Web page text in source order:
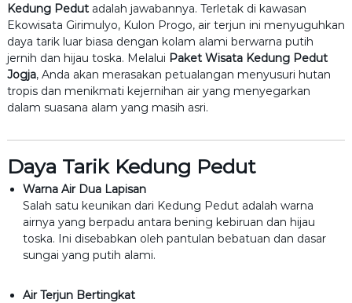
Kedung Pedutadalah jawabannya. Terletak di kawasan
Ekowisata Girimulyo, Kulon Progo, air terjun ini menyuguhkan
daya tarik luar biasa dengan kolam alami berwarna putih
jernih dan hijau toska. Melalui Paket Wisata Kedung Pedut
Jogja, Anda akan merasakan petualangan menyusuri hutan
tropis dan menikmati kejernihan air yang menyegarkan
dalam suasana alam yang masih asri.
Daya Tarik Kedung Pedut
Warna Air Dua Lapisan
Salah satu keunikan dari Kedung Pedut adalah warna
airnya yang berpadu antara bening kebiruan dan hijau
toska. Ini disebabkan oleh pantulan bebatuan dan dasar
sungai yang putih alami.
Air Terjun Bertingkat